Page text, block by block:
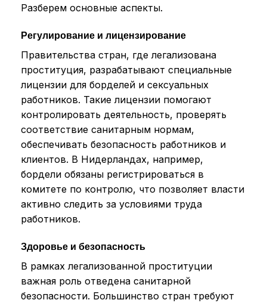
Разберем основные аспекты.
Регулирование и лицензирование
Правительства стран, где легализована
проституция, разрабатывают специальные
лицензии для борделей и сексуальных
работников. Такие лицензии помогают
контролировать деятельность, проверять
соответствие санитарным нормам,
обеспечивать безопасность работников и
клиентов. В Нидерландах, например,
бордели обязаны регистрироваться в
комитете по контролю, что позволяет власти
активно следить за условиями труда
работников.
Здоровье и безопасность
В рамках легализованной проституции
важная роль отведена санитарной
безопасности. Большинство стран требуют